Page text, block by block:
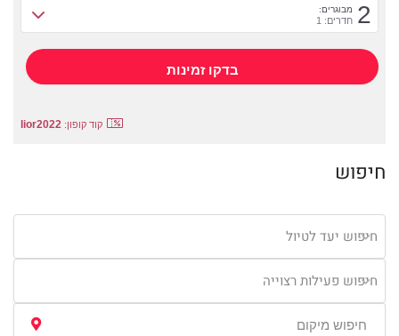
2 מבוגרים:
חדרים: 1
קוד קופון: lior2022
חיפוש
חיפוש יעד לטיול
חיפוש פעילות רצוייה